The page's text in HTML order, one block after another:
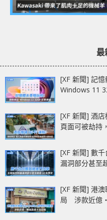
最
[XF 新聞] 記
Windows 11
[XF 新聞] 酒
頁面可被劫持
[XF 新聞] 數
漏洞部分甚至
[XF 新聞] 港
局 涉款近億